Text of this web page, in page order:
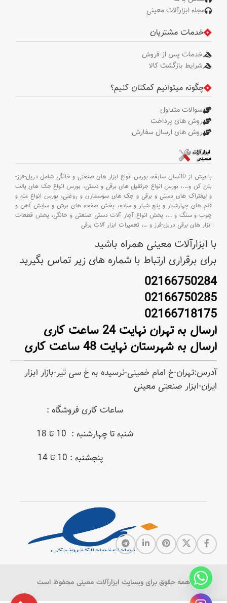
مجله ابزارآلات معینی
خدمات مشتریان
خدمات پس از فروش
شرایط بازگشت کالا
چگونه میتوانیم کمکتان کنیم؟
سوالات متداول
روش های پرداخت
روش های ارسال سفارش
با بیش از 30سال سابقه،
بورس انواع ابزار های صنعتی و خانگی شامل دریل-فرز-
بتن کن و….، بورس انواع جرثقیل های برقی و دستی، بورس انواع جک های پالت
و لیفتراک های دستی و برقی و جک های سوسماری و روغنی، بورس انواع مته و
قلم های چهارشیار و پنج شیار و ساده، پخش صفحه های برش و سایش آهن و
چوب و سنگ و …، پخش انواع آچار آلات دستی صنعتی و خانگی، پخش قطعات
ابزار های برقی دریل-فرز و …، تعمیرات ابزار آلات برقی
با ابزارآلات معینی همراه باشید
برای برقراری ارتباط با شماره های زیر تماس بگیرید
02166750284
02166750285
02166718175
ارسال به تهران نهایت 24 ساعت کاری
ارسال به شهرستان نهایت 48 ساعت کاری
آدرس:تهران-خ امام خمینی-نرسیده به خ سی تیر-بازار ابزار
ایران-ابزار صنعتی معینی
ساعات کاری فروشگاه :
شنبه تا چهارشنبه : 10 تا 18
پنجشنبه : 10 تا 14
همه حقوق برای وبسایت ابزارآلات معینی محفوظ است